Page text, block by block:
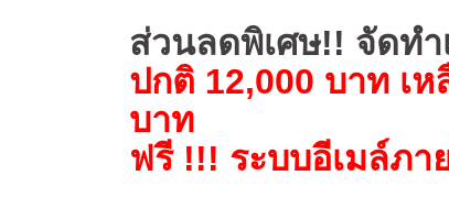
ส่วนลดพิเศษ!! จัดทำ
ปกติ 12,000 บาท เห
บาท
ฟรี !!! ระบบอีเมล์ภา